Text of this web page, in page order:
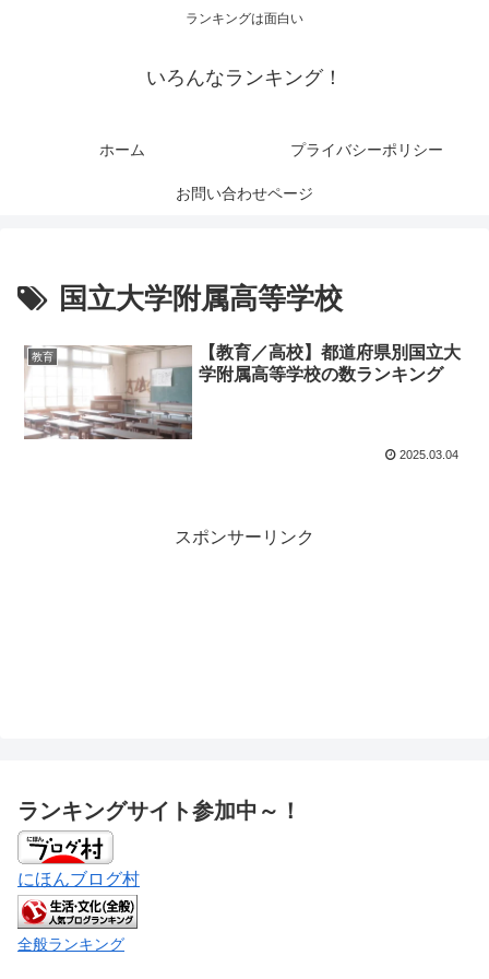
ランキングは面白い
いろんなランキング！
ホーム プライバシーポリシー
お問い合わせページ
国立大学附属高等学校
教育
【教育／高校】都道府県別国立大
学附属高等学校の数ランキング
2025.03.04
スポンサーリンク
ランキングサイト参加中～！
にほんブログ村
全般ランキング